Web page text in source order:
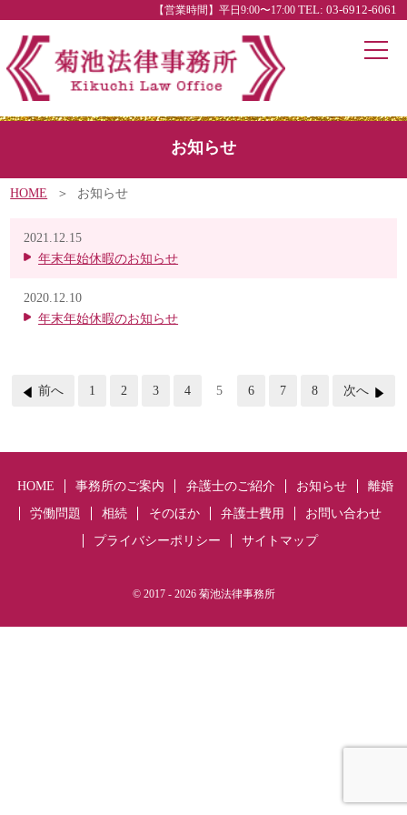
【営業時間】平日9:00〜17:00 TEL: 03-6912-6061
お知らせ
HOME お知らせ
2021.12.15
年末年始休暇のお知らせ
2020.12.10
年末年始休暇のお知らせ
前へ 1 2 3 4 5 6 7 8 次へ
HOME 事務所のご案内 弁護士のご紹介 お知らせ
離婚
労働問題
相続 そのほか 弁護士費用
お問い合わせ
プライバシーポリシー
サイトマップ
© 2017 - 2026 菊池法律事務所